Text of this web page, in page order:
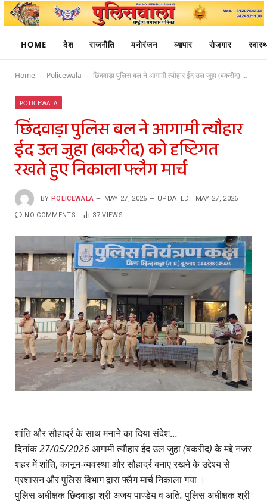
HOME देश राजनीति मनोरंजन व्यापार रोजगार
Home - Policewala - छिंदवाड़ा पुलिस बल ने आगामी त्यौहार ईद उल जुहा (बकरीद) को दृष्टिगत रखते हुए निकाला फ्लैग मार्च
POLICEWALA
छिंदवाड़ा पुलिस बल ने आगामी त्यौहार
ईद उल जुहा (बकरीद) को दृष्टिगत
रखते हुए निकाला फ्लैग मार्च
BY POLICEWALA MAY 27, 2026 UPDATED: MAY 27, 2026
NO COMMENTS 37VIEWS
शांति और सौहार्द्र के साथ मनाने का दिया संदेश…
दिनांक27/05/2026आगामीत्यौहारईदउलजुहा(बकरीद)के मद्दे नजर
शहर में शांति, कानून-व्यवस्था और सौहार्द्र बनाए रखने के उद्देश्य से
प्रशासन और पुलिस विभाग द्वारा फ्लैग मार्च निकाला गया ।
पुलिसअधीक्षकछिंदवाड़ाश्रीअजयपाण्डेयवअति.पुलिसअधीक्षकश्री